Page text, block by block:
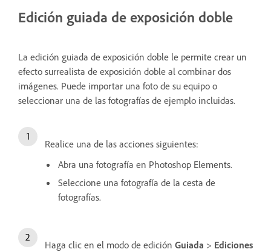
Edición guiada de exposición doble
La edición guiada de exposición doble le permite crear un
efecto surrealista de exposición doble al combinar dos
imágenes. Puede importar una foto de su equipo o
seleccionar una de las fotografías de ejemplo incluidas.
Realice una de las acciones siguientes:
Abra una fotografía en Photoshop Elements.
Seleccione una fotografía de la cesta de
fotografías.
Haga clic en el modo de edición Guiada > Ediciones